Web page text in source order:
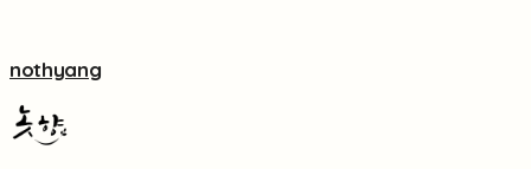
nothyang